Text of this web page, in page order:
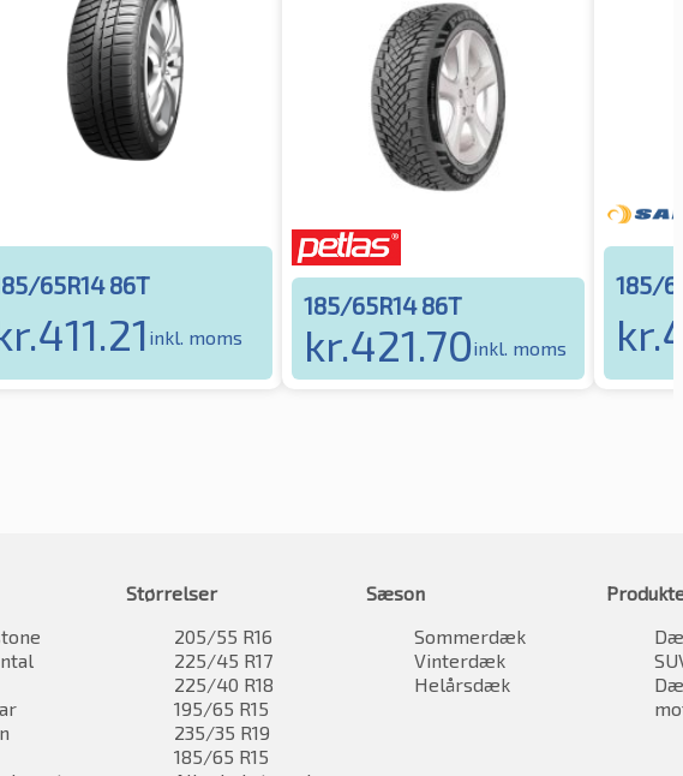
65R14 86T
411.21 inkl. moms
185/65R14 86T
kr.421.70inkl. moms
185/
kr.
Størrelser
205/55 R16
225/45 R17
225/40 R18
195/65 R15
235/35 R19
185/65 R15
Sæson
Sommerdæk
Vinterdæk
Helårsdæk